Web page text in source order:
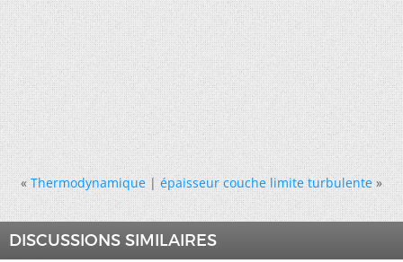
« Thermodynamique|épaisseur couche limite turbulente »
DISCUSSIONS SIMILAIRES